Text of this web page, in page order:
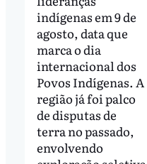
indígenas em 9 de
agosto, data que
marca o dia
internacional dos
Povos Indígenas. A
região já foi palco
de disputas de
terra no passado,
envolvendo